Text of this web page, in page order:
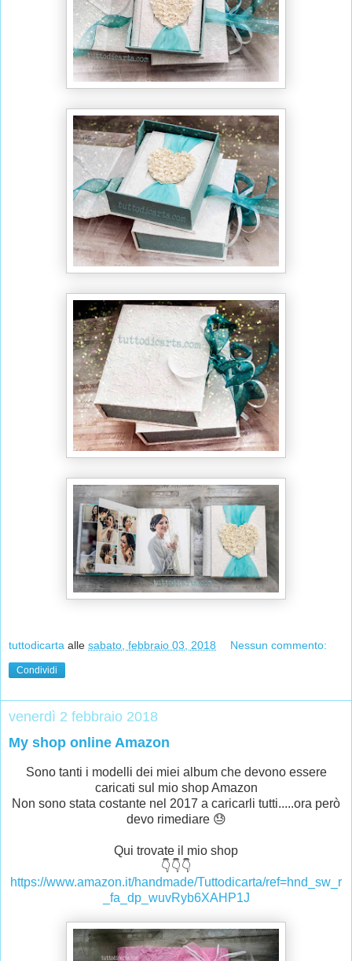
tuttodicarta alle sabato, febbraio 03, 2018 Nessun commento:
Condividi
venerdì 2 febbraio 2018
My shop online Amazon
Sono tanti i modelli dei miei album che devono essere
caricati sul mio shop Amazon
Non sono stata costante nel 2017 a caricarli tutti.....ora però
devo rimediare 😓
Qui trovate il mio shop
👇👇👇
https://www.amazon.it/handmade/Tuttodicarta/ref=hnd_sw_r
_fa_dp_wuvRyb6XAHP1J